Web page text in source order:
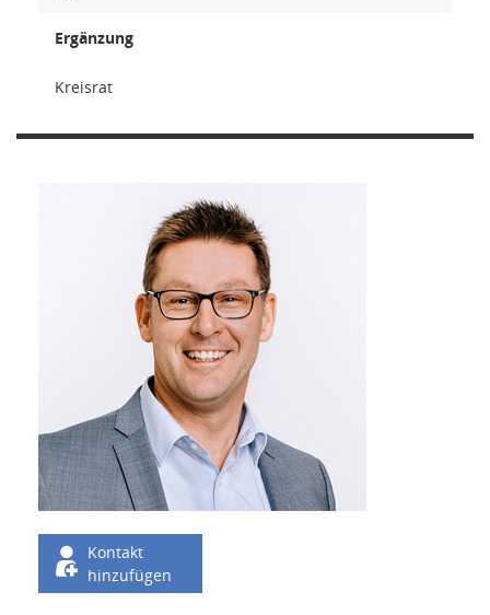
Ergänzung
Kreisrat
Kontakt
hinzufügen